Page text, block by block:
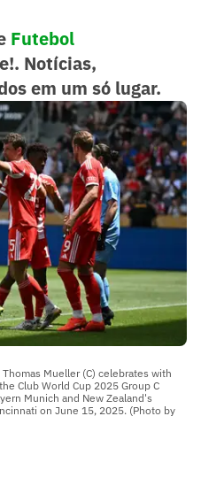
Futebol
Notícias,
em um só lugar.
Mueller (C) celebrates with
Club World Cup 2025 Group C
Munich and New Zealand's
on June 15, 2025. (Photo by